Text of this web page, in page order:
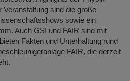
Veranstaltung sind die große
sowie ein
Auch GSI und FAIR sind mit
Fakten und Unterhaltung rund
FAIR, die derzeit